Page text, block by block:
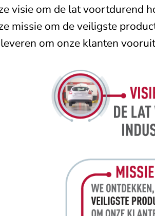
visie om de lat voortdurend
missie om de veiligste
om onze klanten